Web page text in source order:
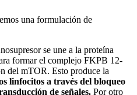
una formulación de
se une a la proteína
formar el complejo FKPB 12-
del mTOR. Esto produce la
linfocitos a través del bloqueo
de señales. Por otro